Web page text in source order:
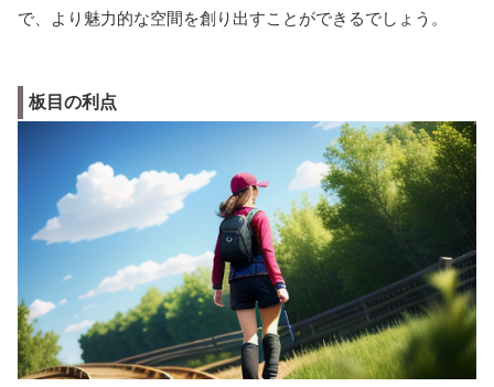
で、より魅力的な空間を創り出すことができるでしょう。
板目の利点